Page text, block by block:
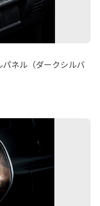
ネル（ダークシルバ